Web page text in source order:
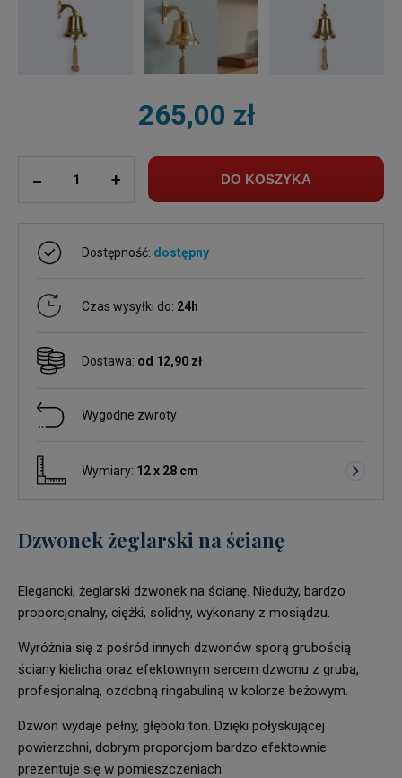
265,00 zł
+ DO KOSZYKA
Dostępność: dostępny
Czas wysyłki do: 24h
Dostawa: od 12,90 zł
Wygodne zwroty
Wymiary: 12 x 28 cm
Dzwonek żeglarski na ścianę
Elegancki, żeglarski dzwonek na ścianę. Nieduży, bardzo
proporcjonalny, ciężki, solidny, wykonany z mosiądzu.
Wyróżnia się z pośród innych dzwonów sporą grubością
ściany kielicha oraz efektownym sercem dzwonu z grubą,
profesjonalną, ozdobną ringabuliną w kolorze beżowym.
Dzwon wydaje pełny, głęboki ton. Dzięki połyskującej
powierzchni, dobrym proporcjom bardzo efektownie
prezentuje się w pomieszczeniach.